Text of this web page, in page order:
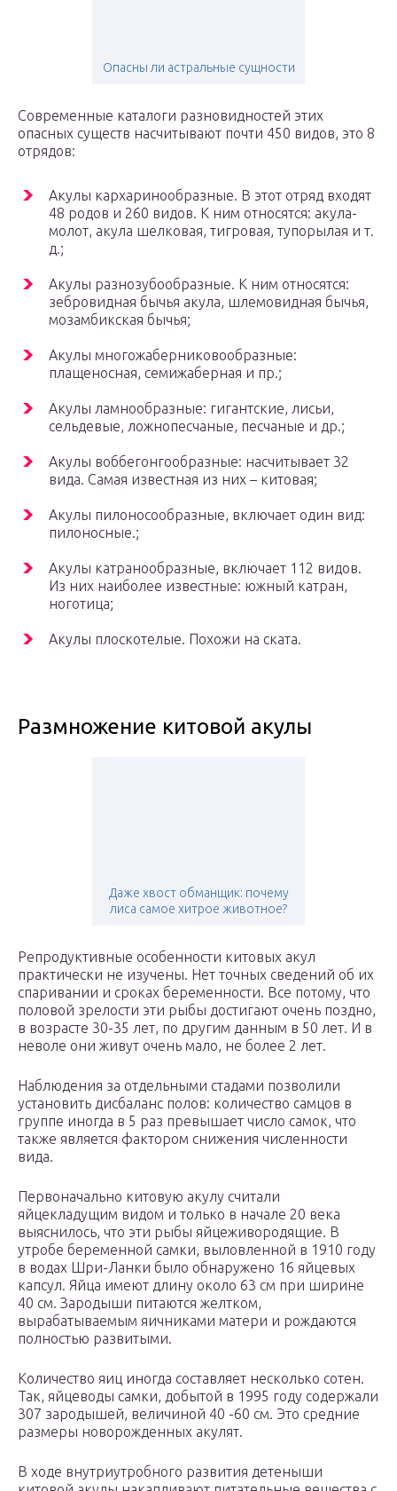
Опасны ли астральные сущности
Современные каталоги разновидностей этих
опасных существ насчитывают почти 450 видов, это 8
отрядов:
Акулы кархаринообразные. В этот отряд входят
48 родов и 260 видов. К ним относятся: акула-
молот, акула шелковая, тигровая, тупорылая и т.
д.;
Акулы разнозубообразные. К ним относятся:
зебровидная бычья акула, шлемовидная бычья,
мозамбикская бычья;
Акулы многожаберниковообразные:
плащеносная, семижаберная и пр.;
Акулы ламнообразные: гигантские, лисьи,
сельдевые, ложнопесчаные, песчаные и др.;
Акулы воббегонгообразные: насчитывает 32
вида. Самая известная из них – китовая;
Акулы пилоносообразные, включает один вид:
пилоносные.;
Акулы катранообразные, включает 112 видов.
Из них наиболее известные: южный катран,
ноготица;
Акулы плоскотелые. Похожи на ската.
Размножение китовой акулы
Даже хвост обманщик: почему
лиса самое хитрое животное?
Репродуктивные особенности китовых акул
практически не изучены. Нет точных сведений об их
спаривании и сроках беременности. Все потому, что
половой зрелости эти рыбы достигают очень поздно,
в возрасте 30-35 лет, по другим данным в 50 лет. И в
неволе они живут очень мало, не более 2 лет.
Наблюдения за отдельными стадами позволили
установить дисбаланс полов: количество самцов в
группе иногда в 5 раз превышает число самок, что
также является фактором снижения численности
вида.
Первоначально китовую акулу считали
яйцекладущим видом и только в начале 20 века
выяснилось, что эти рыбы яйцеживородящие. В
утробе беременной самки, выловленной в 1910 году
в водах Шри-Ланки было обнаружено 16 яйцевых
капсул. Яйца имеют длину около 63 см при ширине
40 см. Зародыши питаются желтком,
вырабатываемым яичниками матери и рождаются
полностью развитыми.
Количество яиц иногда составляет несколько сотен.
Так, яйцеводы самки, добытой в 1995 году содержали
307 зародышей, величиной 40 -60 см. Это средние
размеры новорожденных акулят.
В ходе внутриутробного развития детеныши